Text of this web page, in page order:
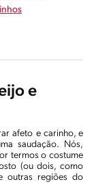
e
afeto e carinho, e
saudação. Nós,
termos o costume
(ou dois, como
outras regiões do